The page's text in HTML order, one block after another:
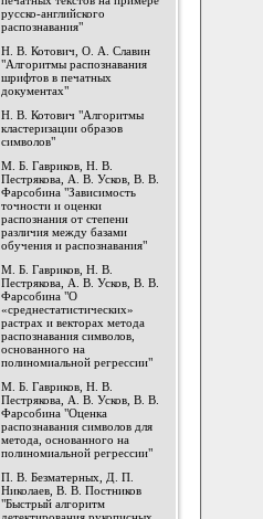
русско-английского
распознавания"
Н. В. Котович, О. А. Славин
"Алгоритмы распознавания
шрифтов в печатных
документах"
Н. В. Котович "Алгоритмы
кластеризации образов
символов"
М. Б. Гавриков, Н. В.
Пестрякова, А. В. Усков, В. В.
Фарсобина "Зависимость
точности и оценки
распознания от степени
различия между базами
обучения и распознавания"
М. Б. Гавриков, Н. В.
Пестрякова, А. В. Усков, В. В.
Фарсобина "О
«среднестатистических»
растрах и векторах метода
распознавания символов,
основанного на
полиномиальной регрессии"
М. Б. Гавриков, Н. В.
Пестрякова, А. В. Усков, В. В.
Фарсобина "Оценка
распознавания символов для
метода, основанного на
полиномиальной регрессии"
П. В. Безматерных, Д. П.
Николаев, В. В. Постников
"Быстрый алгоритм